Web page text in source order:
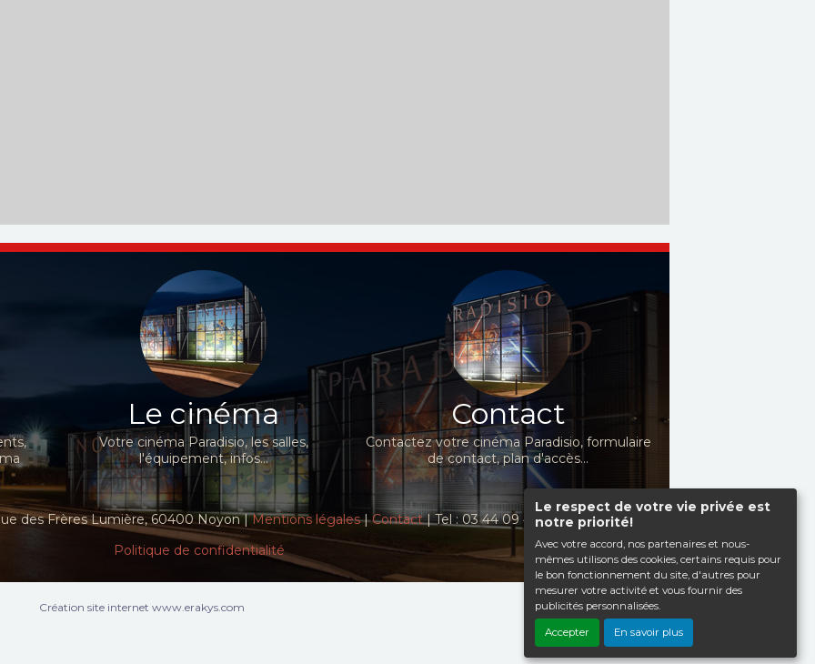
Le respect de votre vie privée est
notre priorité!
Avec votre accord, nos partenaires et nous-
mêmes utilisons des cookies, certains requis pour
le bon fonctionnement du site, d'autres pour
mesurer votre activité et vous fournir des
publicités personnalisées.
Accepter En savoir plus
Le cinéma
Votre cinéma Paradisio, les salles,
l'équipement, infos...
Contact
Contactez votre cinéma Paradisio, formulaire
de contact, plan d'accès...
des Frères Lumière, 60400 Noyon |Mentions légales|Contact| Tel : 03 44 09 41 98
Politique de confidentialité
Haut de page
Création site internet www.erakys.com